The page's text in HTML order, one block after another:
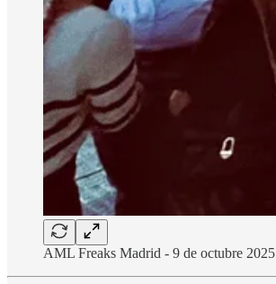
AML Freaks Madrid - 9 de octubre 2025